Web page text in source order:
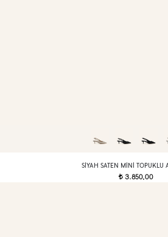
SIYAH SATEN MINI TOPUKLU
t3.850,00